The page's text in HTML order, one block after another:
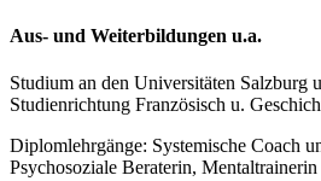
Aus- und Weiterbildungen u.a.
Studium an den Universitäten Salzburg
Studienrichtung Französisch u.
Diplomlehrgänge: Systemische Coach
Psychosoziale Beraterin, Mentaltrainerin